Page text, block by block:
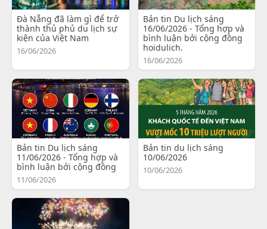
Đà Nẵng đã làm gì để trở
thành thủ phủ du lịch sự
kiện của Việt Nam
16/06/2026
Bản tin Du lịch sáng
16/06/2026 - Tổng hợp và
bình luận bởi cộng đồng
hoidulich.
16/06/2026
Bản tin Du lịch sáng
11/06/2026 - Tổng hợp và
bình luận bởi cộng đồng
11/06/2026
Bản tin du lịch sáng
10/06/2026
10/06/2026